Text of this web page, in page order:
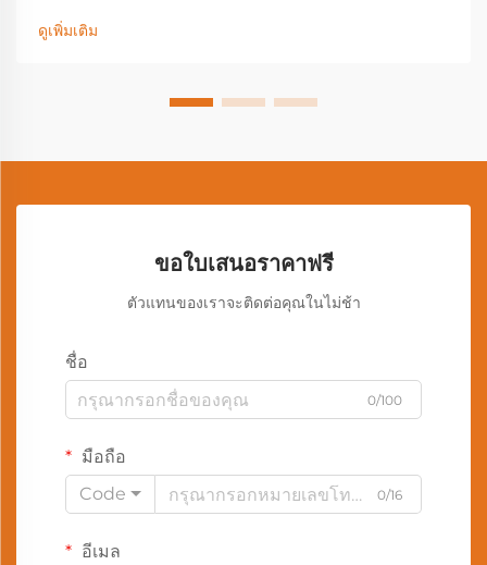
ดูเพิ่มเติม
ขอใบเสนอราคาฟรี
ตัวแทนของเราจะติดต่อคุณในไม่ช้า
ชื่อ
0/100
มือถือ
Code
0/16
อีเมล